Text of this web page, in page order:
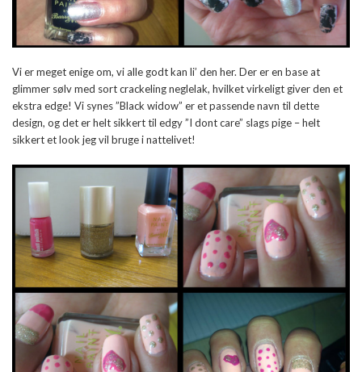
Vi er meget enige om, vi alle godt kan li’ den her. Der er en base at
glimmer sølv med sort crackeling neglelak, hvilket virkeligt giver den et
ekstra edge! Vi synes ”Black widow” er et passende navn til dette
design, og det er helt sikkert til edgy ”I dont care” slags pige – helt
sikkert et look jeg vil bruge i nattelivet!